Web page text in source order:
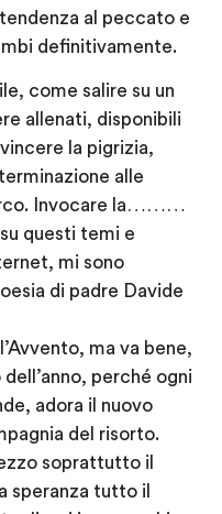
al peccato e
definitivamente.
come salire su un
allenati, disponibili
la pigrizia,
alle
Invocare la………
questi temi e
mi sono
di padre Davide
ma va bene,
perché ogni
adora il nuovo
del risorto.
soprattutto il
speranza tutto il